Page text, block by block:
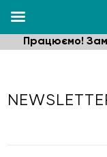
Працюємо!